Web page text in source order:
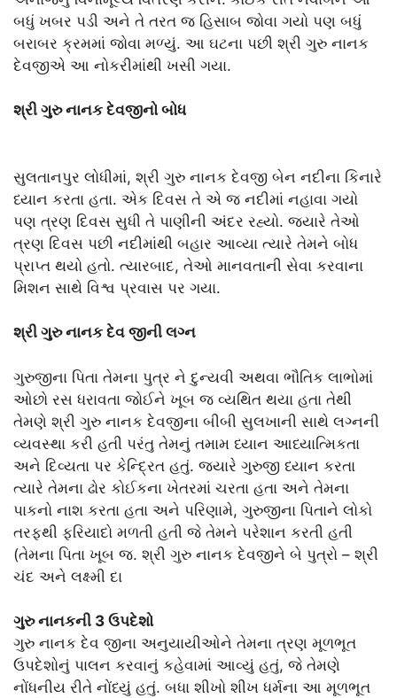
બધું ખબર પડી અને તે તરત જ હિસાબ જોવા ગયો પણ બધું
બરાબર ક્રમમાં જોવા મળ્યું. આ ઘટના પછી શ્રી ગુરુ નાનક
દેવજીએ આ નોકરીમાંથી ખસી ગયા.
શ્રી ગુરુ નાનક દેવજીનો બોધ
સુલતાનપુર લોધીમાં, શ્રી ગુરુ નાનક દેવજી બેન નદીના કિનારે
ધ્યાન કરતા હતા. એક દિવસ તે એ જ નદીમાં નહાવા ગયો
પણ ત્રણ દિવસ સુધી તે પાણીની અંદર રહ્યો. જ્યારે તેઓ
ત્રણ દિવસ પછી નદીમાંથી બહાર આવ્યા ત્યારે તેમને બોધ
પ્રાપ્ત થયો હતો. ત્યારબાદ, તેઓ માનવતાની સેવા કરવાના
મિશન સાથે વિશ્વ પ્રવાસ પર ગયા.
શ્રી ગુરુ નાનક દેવ જીની લગ્ન
ગુરુજીના પિતા તેમના પુત્ર ને દુન્યવી અથવા ભૌતિક લાભોમાં
ઓછો રસ ધરાવતા જોઈને ખૂબ જ વ્યથિત થયા હતા તેથી
તેમણે શ્રી ગુરુ નાનક દેવજીના બીબી સુલખાની સાથે લગ્નની
વ્યવસ્થા કરી હતી પરંતુ તેમનું તમામ ધ્યાન આધ્યાત્મિકતા
અને દિવ્યતા પર કેન્દ્રિત હતું. જ્યારે ગુરુજી ધ્યાન કરતા
ત્યારે તેમના ઢોર કોઈકના ખેતરમાં ચરતા હતા અને તેમના
પાકનો નાશ કરતા હતા અને પરિણામે, ગુરુજીના પિતાને લોકો
તરફથી ફરિયાદો મળતી હતી જે તેમને પરેશાન કરતી હતી
(તેમના પિતા ખૂબ જ. શ્રી ગુરુ નાનક દેવજીને બે પુત્રો – શ્રી
ચંદ અને લક્ષ્મી દા
ગુરુ નાનકની 3 ઉપદેશો
ગુરુ નાનક દેવ જીના અનુયાયીઓને તેમના ત્રણ મૂળભૂત
ઉપદેશોનું પાલન કરવાનું કહેવામાં આવ્યું હતું, જે તેમણે
નોંધનીય રીતે નોંધ્યું હતું. બધા શીખો શીખ ધર્મના આ મૂળભૂત